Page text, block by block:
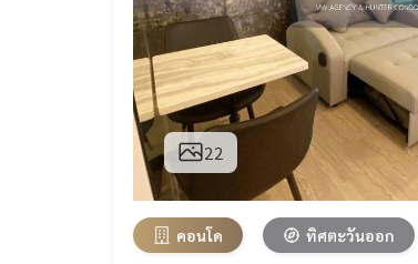
22
คอนโด ทิศตะวันออก